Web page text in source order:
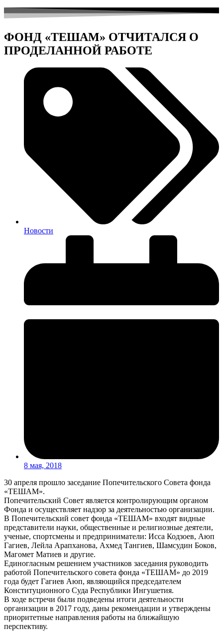
ФОНД «ТЕШАМ» ОТЧИТАЛСЯ О
ПРОДЕЛАННОЙ РАБОТЕ
Новости
8 мая, 2018
30 апреля прошло заседание Попечительского Совета фонда
«ТЕШАМ».
Попечительский Совет является контролирующим органом
Фонда и осуществляет надзор за деятельностью организации.
В Попечительский совет фонда «ТЕШАМ» входят видные
представители науки, общественные и религиозные деятели,
ученые, спортсмены и предприниматели: Исса Кодзоев, Аюп
Гагиев, Лейла Арапханова, Ахмед Тангиев, Шамсудин Боков,
Магомет Матиев и другие.
Единогласным решением участников заседания руководить
работой Попечительского совета фонда «ТЕШАМ» до 2019
года будет Гагиев Аюп, являющийся председателем
Конституционного Суда Республики Ингушетия.
В ходе встречи были подведены итоги деятельности
организации в 2017 году, даны рекомендации и утверждены
приоритетные направления работы на ближайшую
перспективу.